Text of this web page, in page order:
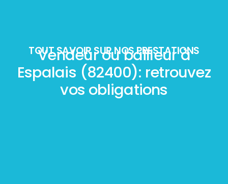
TOUT SAVOIR SUR NOS PRESTATIONS
Vendeur ou bailleur à
Espalais (82400): retrouvez
vos obligations